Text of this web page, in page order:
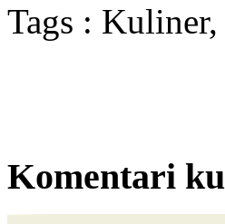
Tags :
Komentari